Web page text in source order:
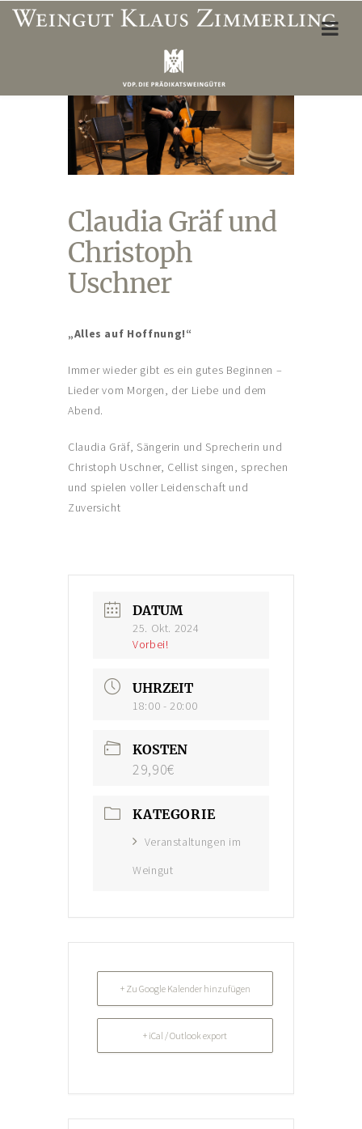
Weinbergslagen
Unser Team
Wegbeschreibung
Unterkünfte & Restaurants
WEINSHOP
Konto-Details
Bestellungen
Versand & Lieferung
Zahlungsmöglichkeiten
Rückgabe & Umtausch
Datenschutzerklärung
VERANSTALTUNGEN/KONZERTE
individuell geplante Weinbergsführungen
Claudia Gräf und
Christoph
Uschner
„Alles auf Hoffnung!“
Immer wieder gibt es ein gutes Beginnen –
Lieder vom Morgen, der Liebe und dem
Abend.
Claudia Gräf, Sängerin und Sprecherin und
Christoph Uschner, Cellist singen, sprechen
und spielen voller Leidenschaft und
Zuversicht
DATUM
25. Okt. 2024
Vorbei!
UHRZEIT
18:00 - 20:00
KOSTEN
29,90€
KATEGORIE
Veranstaltungen im
Weingut
+ Zu Google Kalender hinzufügen
+ iCal / Outlook export